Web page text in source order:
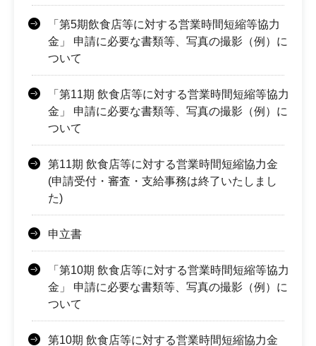
「第5期飲食店等に対する営業時間短縮等協力
金」 申請に必要な書類等、写真の撮影（例）に
ついて
「第11期 飲食店等に対する営業時間短縮等協力
金」 申請に必要な書類等、写真の撮影（例）に
ついて
第11期 飲食店等に対する営業時間短縮協力金
(申請受付・審査・支給事務は終了いたしまし
た)
申立書
「第10期 飲食店等に対する営業時間短縮等協力
金」 申請に必要な書類等、写真の撮影（例）に
ついて
第10期 飲食店等に対する営業時間短縮協力金